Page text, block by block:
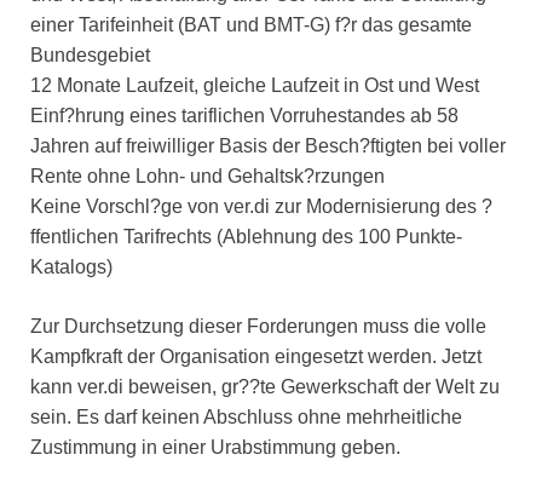
einer Tarifeinheit (BAT und BMT-G) f?r das gesamte
Bundesgebiet
12 Monate Laufzeit, gleiche Laufzeit in Ost und West
Einf?hrung eines tariflichen Vorruhestandes ab 58
Jahren auf freiwilliger Basis der Besch?ftigten bei voller
Rente ohne Lohn- und Gehaltsk?rzungen
Keine Vorschl?ge von ver.di zur Modernisierung des ?
ffentlichen Tarifrechts (Ablehnung des 100 Punkte-
Katalogs)
Zur Durchsetzung dieser Forderungen muss die volle
Kampfkraft der Organisation eingesetzt werden. Jetzt
kann ver.di beweisen, gr??te Gewerkschaft der Welt zu
sein. Es darf keinen Abschluss ohne mehrheitliche
Zustimmung in einer Urabstimmung geben.